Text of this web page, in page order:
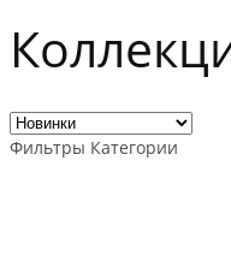
Фильтры Категории